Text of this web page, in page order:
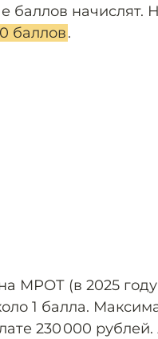
баллов начислят.
баллов.
МРОТ (в 2025 году
1 балла.
230 000